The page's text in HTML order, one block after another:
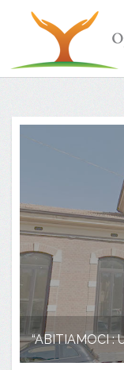
“ABITIAMOCI :